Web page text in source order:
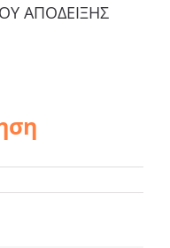
ΑΠΟΔΕΙΞΗΣ